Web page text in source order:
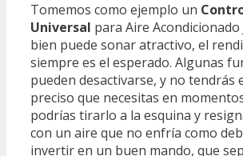
Tomemos como ejemplo un
Universal para Aire Acondicionado
bien puede sonar atractivo, el
siempre es el esperado. Algunas
pueden desactivarse, y no tendrás
preciso que necesitas en
podrías tirarlo a la esquina y
con un aire que no enfría como
invertir en un buen mando, que